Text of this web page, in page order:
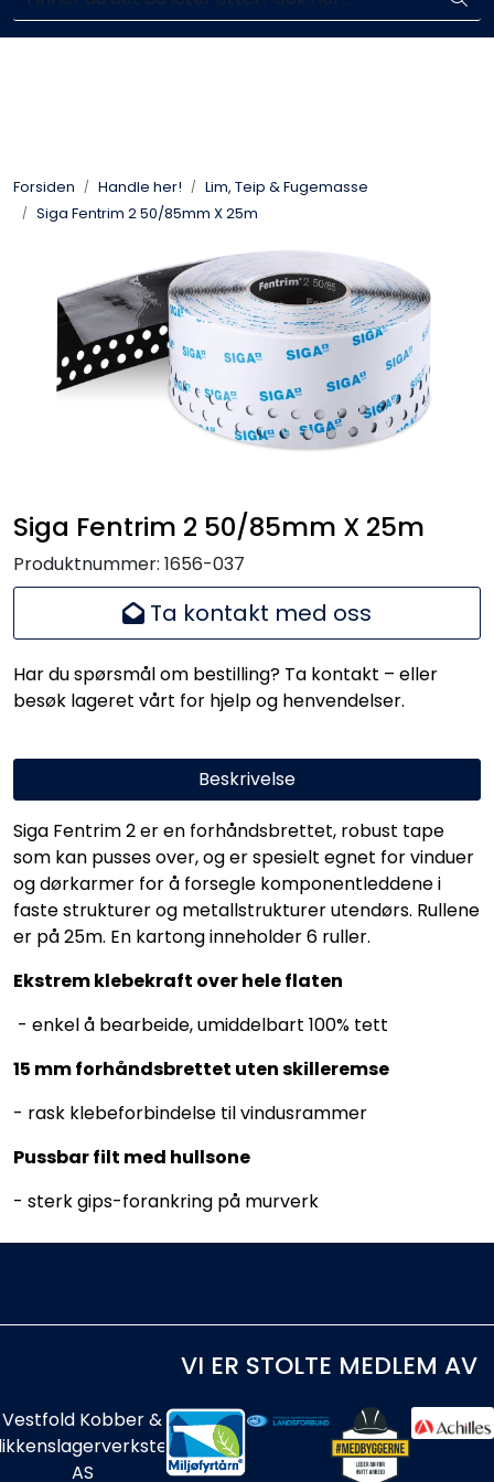
Skip to main contentEnkelt kjøp, hentes i butikk (Sandefjord)
Forsiden Handle her!
Lim, Teip & Fugemasse
Siga Fentrim 2 50/85mm X 25m
Siga Fentrim 2 50/85mm X 25m
Produktnummer: 1656-037
Ta kontakt med oss
Har du spørsmål om bestilling? Ta kontakt – eller
besøk lageret vårt for hjelp og henvendelser.
Beskrivelse
Siga Fentrim 2 er en forhåndsbrettet, robust tape
som kan pusses over, og er spesielt egnet for vinduer
og dørkarmer for å forsegle komponentleddene i
faste strukturer og metallstrukturer utendørs. Rullene
er på 25m. En kartong inneholder 6 ruller.
Ekstrem klebekraft over hele flaten
- enkel å bearbeide, umiddelbart 100% tett
15 mm forhåndsbrettet uten skilleremse
- rask klebeforbindelse til vindusrammer
Pussbar filt med hullsone
- sterk gips-forankring på murverk
VI ER STOLTE MEDLEM AV
Vestfold Kobber &
AS
Taktekking
FOAMGLAS®
Ventilasjon
Bildegalleri
Handle her!
Kunngjøringer!